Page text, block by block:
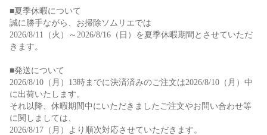
■夏季休暇について
誠に勝手ながら、お掃除ソムリエでは
2026/8/11（火）～2026/8/16（日）を夏季休暇期間とさせていただ
きます。
■発送について
2026/8/10（月）13時までに決済済みのご注文は2026/8/10（月）中
に出荷いたします。
それ以降、休暇期間中にいただきましたご注文やお問い合わせ等
に関しましては、
2026/8/17（月）より順次対応させていただきます。